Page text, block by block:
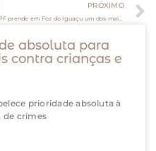
PRÓXIMO
absoluta para
contra crianças e
prioridade absoluta à
de crimes